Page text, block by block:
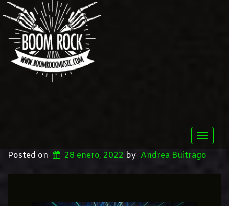
Toggle
Posted on 28 enero, 2022 by Andrea Buitrago